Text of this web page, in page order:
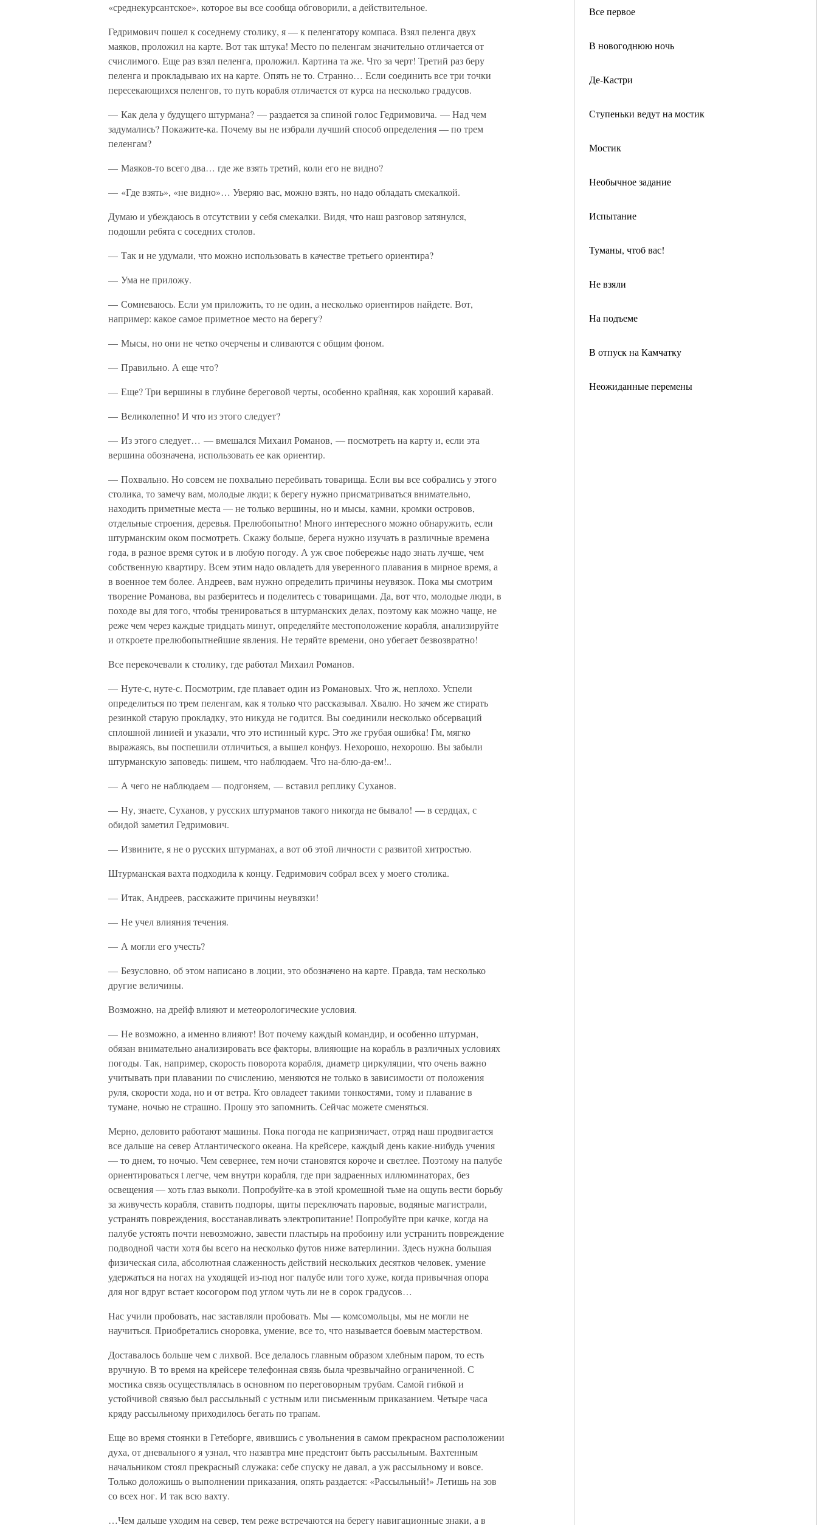
Все первое
В новогоднюю ночь
Де-Кастри
Ступеньки ведут на мостик
Мостик
Необычное задание
Испытание
Туманы, чтоб вас!
Не взяли
На подъеме
В отпуск на Камчатку
Неожиданные перемены
«среднекурсантское», которое вы все сообща обговорили, а действительное.
Гедримович пошел к соседнему столику, я — к пеленгатору компаса. Взял пеленга двух
маяков, проложил на карте. Вот так штука! Место по пеленгам значительно отличается от
счислимого. Еще раз взял пеленга, проложил. Картина та же. Что за черт! Третий раз беру
пеленга и прокладываю их на карте. Опять не то. Странно… Если соединить все три точки
пересекающихся пеленгов, то путь корабля отличается от курса на несколько градусов.
— Как дела у будущего штурмана? — раздается за спиной голос Гедримовича. — Над чем
задумались? Покажите-ка. Почему вы не избрали лучший способ определения — по трем
пеленгам?
— Маяков-то всего два… где же взять третий, коли его не видно?
— «Где взять», «не видно»… Уверяю вас, можно взять, но надо обладать смекалкой.
Думаю и убеждаюсь в отсутствии у себя смекалки. Видя, что наш разговор затянулся,
подошли ребята с соседних столов.
— Так и не удумали, что можно использовать в качестве третьего ориентира?
— Ума не приложу.
— Сомневаюсь. Если ум приложить, то не один, а несколько ориентиров найдете. Вот,
например: какое самое приметное место на берегу?
— Мысы, но они не четко очерчены и сливаются с общим фоном.
— Правильно. А еще что?
— Еще? Три вершины в глубине береговой черты, особенно крайняя, как хороший каравай.
— Великолепно! И что из этого следует?
— Из этого следует… — вмешался Михаил Романов, — посмотреть на карту и, если эта
вершина обозначена, использовать ее как ориентир.
— Похвально. Но совсем не похвально перебивать товарища. Если вы все собрались у этого
столика, то замечу вам, молодые люди; к берегу нужно присматриваться внимательно,
находить приметные места — не только вершины, но и мысы, камни, кромки островов,
отдельные строения, деревья. Прелюбопытно! Много интересного можно обнаружить, если
штурманским оком посмотреть. Скажу больше, берега нужно изучать в различные времена
года, в разное время суток и в любую погоду. А уж свое побережье надо знать лучше, чем
собственную квартиру. Всем этим надо овладеть для уверенного плавания в мирное время, а
в военное тем более. Андреев, вам нужно определить причины неувязок. Пока мы смотрим
творение Романова, вы разберитесь и поделитесь с товарищами. Да, вот что, молодые люди, в
походе вы для того, чтобы тренироваться в штурманских делах, поэтому как можно чаще, не
реже чем через каждые тридцать минут, определяйте местоположение корабля, анализируйте
и откроете прелюбопытнейшие явления. Не теряйте времени, оно убегает безвозвратно!
Все перекочевали к столику, где работал Михаил Романов.
— Нуте-с, нуте-с. Посмотрим, где плавает один из Романовых. Что ж, неплохо. Успели
определиться по трем пеленгам, как я только что рассказывал. Хвалю. Но зачем же стирать
резинкой старую прокладку, это никуда не годится. Вы соединили несколько обсерваций
сплошной линией и указали, что это истинный курс. Это же грубая ошибка! Гм, мягко
выражаясь, вы поспешили отличиться, а вышел конфуз. Нехорошо, нехорошо. Вы забыли
штурманскую заповедь: пишем, что наблюдаем. Что на-блю-да-ем!..
— А чего не наблюдаем — подгоняем, — вставил реплику Суханов.
— Ну, знаете, Суханов, у русских штурманов такого никогда не бывало! — в сердцах, с
обидой заметил Гедримович.
— Извините, я не о русских штурманах, а вот об этой личности с развитой хитростью.
Штурманская вахта подходила к концу. Гедримович собрал всех у моего столика.
— Итак, Андреев, расскажите причины неувязки!
— Не учел влияния течения.
— А могли его учесть?
— Безусловно, об этом написано в лоции, это обозначено на карте. Правда, там несколько
другие величины.
Возможно, на дрейф влияют и метеорологические условия.
— Не возможно, а именно влияют! Вот почему каждый командир, и особенно штурман,
обязан внимательно анализировать все факторы, влияющие на корабль в различных условиях
погоды. Так, например, скорость поворота корабля, диаметр циркуляции, что очень важно
учитывать при плавании по счислению, меняются не только в зависимости от положения
руля, скорости хода, но и от ветра. Кто овладеет такими тонкостями, тому и плавание в
тумане, ночью не страшно. Прошу это запомнить. Сейчас можете сменяться.
Мерно, деловито работают машины. Пока погода не капризничает, отряд наш продвигается
все дальше на север Атлантического океана. На крейсере, каждый день какие-нибудь учения
— то днем, то ночью. Чем севернее, тем ночи становятся короче и светлее. Поэтому на палубе
ориентироваться t легче, чем внутри корабля, где при задраенных иллюминаторах, без
освещения — хоть глаз выколи. Попробуйте-ка в этой кромешной тьме на ощупь вести борьбу
за живучесть корабля, ставить подпоры, щиты переключать паровые, водяные магистрали,
устранять повреждения, восстанавливать электропитание! Попробуйте при качке, когда на
палубе устоять почти невозможно, завести пластырь на пробоину или устранить повреждение
подводной части хотя бы всего на несколько футов ниже ватерлинии. Здесь нужна большая
физическая сила, абсолютная слаженность действий нескольких десятков человек, умение
удержаться на ногах на уходящей из-под ног палубе или того хуже, когда привычная опора
для ног вдруг встает косогором под углом чуть ли не в сорок градусов…
Нас учили пробовать, нас заставляли пробовать. Мы — комсомольцы, мы не могли не
научиться. Приобретались сноровка, умение, все то, что называется боевым мастерством.
Доставалось больше чем с лихвой. Все делалось главным образом хлебным паром, то есть
вручную. В то время на крейсере телефонная связь была чрезвычайно ограниченной. С
мостика связь осуществлялась в основном по переговорным трубам. Самой гибкой и
устойчивой связью был рассыльный с устным или письменным приказанием. Четыре часа
кряду рассыльному приходилось бегать по трапам.
Еще во время стоянки в Гетеборге, явившись с увольнения в самом прекрасном расположении
духа, от дневального я узнал, что назавтра мне предстоит быть рассыльным. Вахтенным
начальником стоял прекрасный служака: себе спуску не давал, а уж рассыльному и вовсе.
Только доложишь о выполнении приказания, опять раздается: «Рассыльный!» Летишь на зов
со всех ног. И так всю вахту.
…Чем дальше уходим на север, тем реже встречаются на берегу навигационные знаки, а в